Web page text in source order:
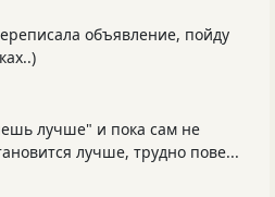
объявление, пойду
лучше" и пока сам не
лучше, трудно пове...